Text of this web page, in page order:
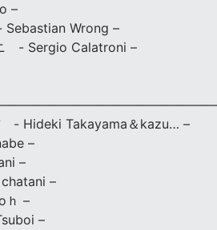
–
Wrong –
- Sergio Calatroni –
- Hideki Takayama＆kazu… –
–
–
–
ｈ –
–